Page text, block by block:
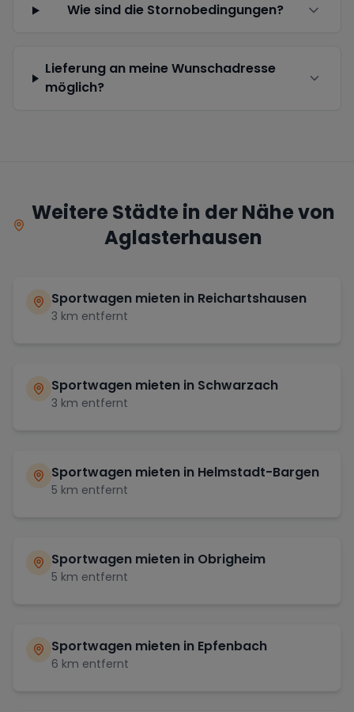
Wie sind die Stornobedingungen?
Lieferung an meine Wunschadresse
möglich?
Weitere Städte in der Nähe von
Aglasterhausen
Sportwagen mieten in Reichartshausen
3 km entfernt
Sportwagen mieten in Schwarzach
3 km entfernt
Sportwagen mieten in Helmstadt-Bargen
5 km entfernt
Sportwagen mieten in Obrigheim
5 km entfernt
Sportwagen mieten in Epfenbach
6 km entfernt